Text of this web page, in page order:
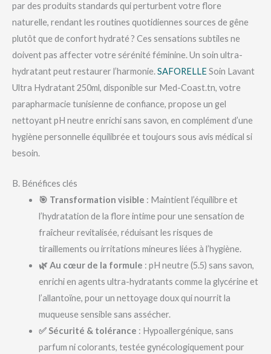
par des produits standards qui perturbent votre flore
naturelle, rendant les routines quotidiennes sources de gêne
plutôt que de confort hydraté ? Ces sensations subtiles ne
doivent pas affecter votre sérénité féminine. Un soin ultra-
hydratant peut restaurer l’harmonie.SAFORELLE Soin Lavant
Ultra Hydratant 250ml, disponible sur Med-Coast.tn, votre
parapharmacie tunisienne de confiance, propose un gel
nettoyant pH neutre enrichi sans savon, en complément d’une
hygiène personnelle équilibrée et toujours sous avis médical si
besoin.
B. Bénéfices clés
🎯 Transformation visible : Maintient l’équilibre et
l’hydratation de la flore intime pour une sensation de
fraîcheur revitalisée, réduisant les risques de
tiraillements ou irritations mineures liées à l’hygiène.
🌿 Au cœur de la formule : pH neutre (5.5) sans savon,
enrichi en agents ultra-hydratants comme la glycérine et
l’allantoïne, pour un nettoyage doux qui nourrit la
muqueuse sensible sans assécher.
✅ Sécurité & tolérance : Hypoallergénique, sans
parfum ni colorants, testée gynécologiquement pour